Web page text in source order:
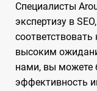
Специалисты
экспертизу в
высоким
нами, вы можете
эффективность